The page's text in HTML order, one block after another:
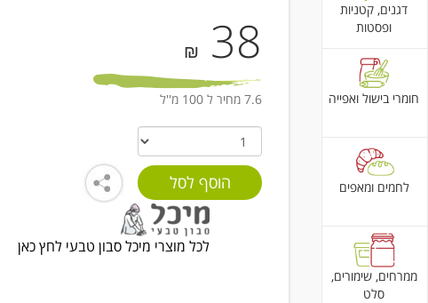
דגנים, קטניות
ופסטות
חומרי בישול ואפייה
לחמים ומאפים
ממרחים, שימורים,
סלט
38
₪
7.6 מחיר ל 100 מ''ל
לכל מוצרי מיכל סבון טבעי לחץ כאן